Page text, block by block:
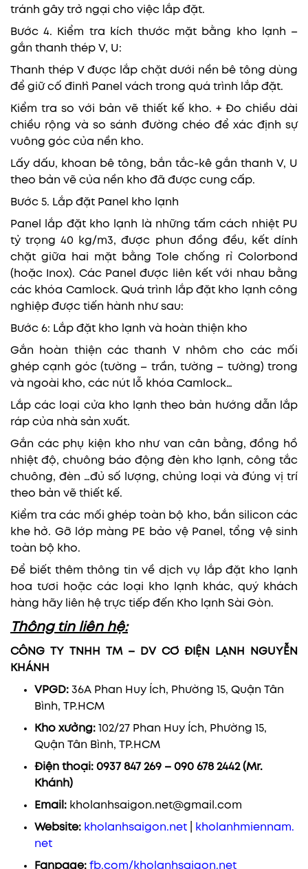
tránh gây trở ngại cho việc lắp đặt.
Bước 4. Kiểm tra kích thước mặt bằng kho lạnh –
gắn thanh thép V, U:
Thanh thép V được lắp chặt dưới nền bê tông dùng
để giữ cố đinh̀ Panel vách trong quá trình lắp đặt.
Kiểm tra so với bản vẽ thiết kế kho. + Đo chiều dài
chiều rộng và so sánh đường chéo để xác định sự
vuông góc của nền kho.
Lấy dấu, khoan bê tông, bắn tắc-kê gắn thanh V, U
theo bản vẽ của nền kho đã được cung cấp.
Bước 5. Lắp đặt Panel kho lạnh
Panel lắp đặt kho lạnh là những tấm cách nhiệt PU
tỷ trọng 40 kg/m3, được phun đồng đều, kết dính
chặt giữa hai mặt bằng Tole chống rỉ Colorbond
(hoặc Inox). Các Panel được liên kết với nhau bằng
các khóa Camlock. Quá trình lắp đặt kho lạnh công
nghiệp được tiến hành như sau:
Bước 6: Lắp đặt kho lạnh và hoàn thiện kho
Gắn hoàn thiện các thanh V nhôm cho các mối
ghép cạnh góc (tường – trần, tường – tường) trong
và ngoài kho, các nút lỗ khóa Camlock…
Lắp các loại cửa kho lạnh theo bản hướng dẫn lắp
ráp của nhà sản xuất.
Gắn các phụ kiện kho như van cân bằng, đồng hồ
nhiệt độ, chuông báo động đèn kho lạnh, công tắc
chuông, đèn …đủ số lượng, chủng loại và đúng vị trí
theo bản vẽ thiết kế.
Kiểm tra các mối ghép toàn bộ kho, bắn silicon các
khe hở. Gỡ lớp màng PE bảo vệ Panel, tổng vệ sinh
toàn bộ kho.
Để biết thêm thông tin về dịch vụ lắp đặt kho lạnh
hoa tươi hoặc các loại kho lạnh khác, quý khách
hàng hãy liên hệ trực tiếp đến Kho lạnh Sài Gòn.
Thông tin liên hệ:
CÔNG TY TNHH TM – DV CƠ ĐIỆN LẠNH NGUYỄN
KHÁNH
VPGD: 36A Phan Huy Ích, Phường 15, Quận Tân
Bình, TP.HCM
Kho xưởng: 102/27 Phan Huy Ích, Phường 15,
Quận Tân Bình, TP.HCM
Điện thoại: 0937 847 269 – 090 678 2442 (Mr.
Khánh)
Email: kholanhsaigon.net@gmail.com
Website: kholanhsaigon.net
kholanhmiennam.
net
Fanpage: fb.com/kholanhsaigon.net